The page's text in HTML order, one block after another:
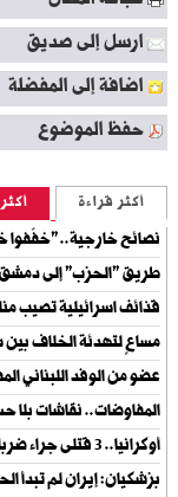
ارسل إلى صديق
اضافة إلى المفضلة
حفظ الموضوع
أكثر قراءة
نصائح خارجية.. "خفّفوا
طريق "الحزب" إلى
قذائف اسرائيلية تصيب
مساعٍ لتهدئة الخلاف
عضو من الوفد اللبناني
المفاوضات.. نقاشات بلا
أوكرانيا.. 3 قتلى جراء ضربات روسية بمنطقة كييف
بزشكيان: إيران لم تبدأ